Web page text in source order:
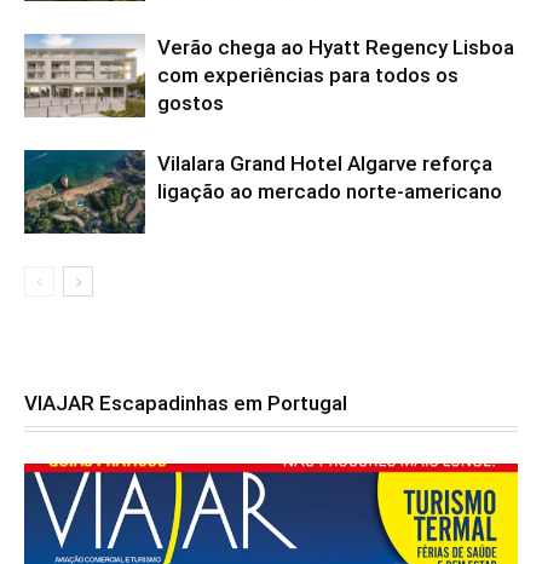
Verão chega ao Hyatt Regency Lisboa
com experiências para todos os
gostos
Vilalara Grand Hotel Algarve reforça
ligação ao mercado norte-americano
VIAJAR Escapadinhas em Portugal